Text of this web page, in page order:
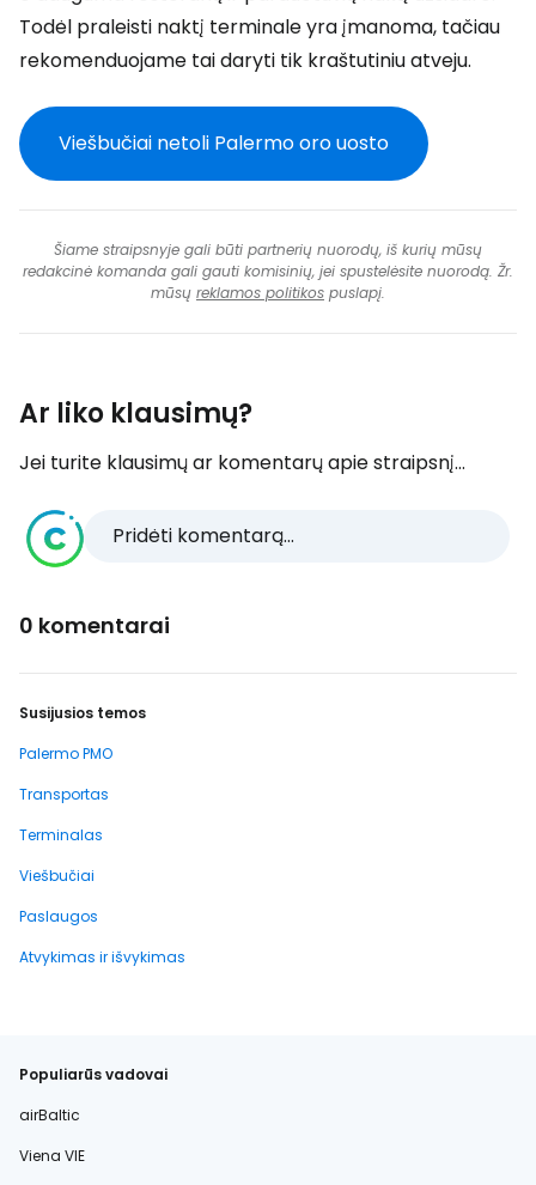
Todėl praleisti naktį terminale yra įmanoma, tačiau
rekomenduojame tai daryti tik kraštutiniu atveju.
Viešbučiai netoli Palermo oro uosto
Šiame straipsnyje gali būti partnerių nuorodų, iš kurių mūsų
redakcinė komanda gali gauti komisinių, jei spustelėsite nuorodą. Žr.
mūsų reklamos politikos puslapį.
Ar liko klausimų?
Jei turite klausimų ar komentarų apie straipsnį...
Pridėti komentarą...
0 komentarai
Susijusios temos
Palermo PMO
Transportas
Terminalas
Viešbučiai
Paslaugos
Atvykimas ir išvykimas
Populiarūs vadovai
airBaltic
Viena VIE